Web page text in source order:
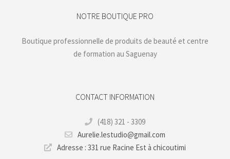
NOTRE BOUTIQUE PRO
Boutique professionnelle de produits de beauté et centre
de formation au Saguenay
CONTACT INFORMATION
(418) 321 - 3309
Aurelie.lestudio@gmail.com
Adresse : 331 rue Racine Est à chicoutimi